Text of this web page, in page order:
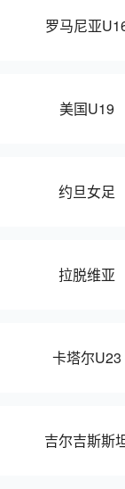
罗马尼亚
美国U19
约旦女足
拉脱维亚
卡塔尔U23
吉尔吉斯斯